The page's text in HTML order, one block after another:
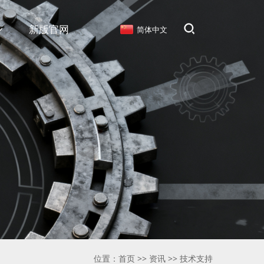
新版官网 简体中文
位置： 首页 >> 资讯 >> 技术支持